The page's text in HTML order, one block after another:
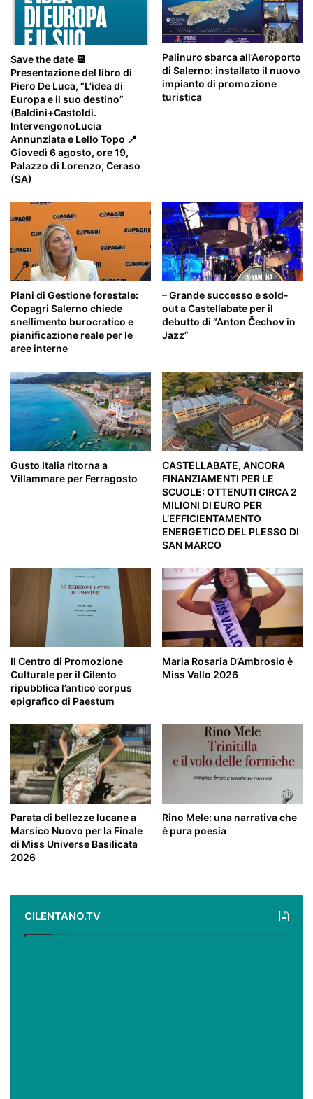
Save the date 📆
Presentazione del libro di
Piero De Luca, “L’idea di
Europa e il suo destino”
(Baldini+Castoldi.
IntervengonoLucia
Annunziata e Lello Topo 📍
Giovedì 6 agosto, ore 19,
Palazzo di Lorenzo, Ceraso
(SA)
Palinuro sbarca all’Aeroporto
di Salerno: installato il nuovo
impianto di promozione
turistica
Piani di Gestione forestale:
Copagri Salerno chiede
snellimento burocratico e
pianificazione reale per le
aree interne
– Grande successo e sold-
out a Castellabate per il
debutto di “Anton Čechov in
Jazz”
Gusto Italia ritorna a
Villammare per Ferragosto
CASTELLABATE, ANCORA
FINANZIAMENTI PER LE
SCUOLE: OTTENUTI CIRCA 2
MILIONI DI EURO PER
L’EFFICIENTAMENTO
ENERGETICO DEL PLESSO DI
SAN MARCO
Il Centro di Promozione
Culturale per il Cilento
ripubblica l’antico corpus
epigrafico di Paestum
Maria Rosaria D’Ambrosio è
Miss Vallo 2026
Parata di bellezze lucane a
Marsico Nuovo per la Finale
di Miss Universe Basilicata
2026
Rino Mele: una narrativa che
è pura poesia
CILENTANO.TV